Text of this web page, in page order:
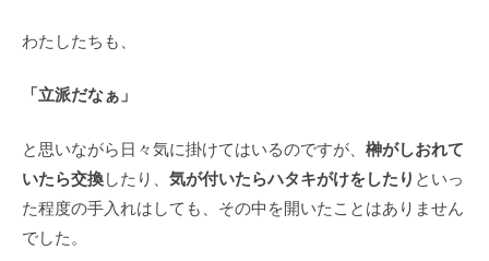
わたしたちも、
「立派だなぁ」
と思いながら日々気に掛けてはいるのですが、 榊がしおれて
いたら交換したり、 気が付いたらハタキがけをしたり といっ
た程度の手入れはしても、その中を開いたことはありません
でした。